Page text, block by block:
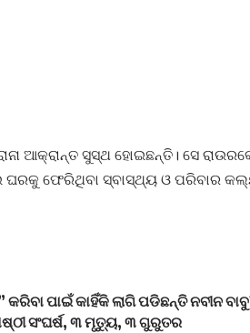
ଆକ୍ରାନ୍ତ ସୁସ୍ଥ ହୋଇଛନ୍ତି। ସେ
ଘରକୁ ଫେରିଥିବା ସ୍ବାସ୍ଥ୍ୟ ଓ ପରିବାର
ପାଇଁ କାହିଁକି ଲାଗି ପଡିଛନ୍ତି ନବୀନ
ସଂଘର୍ଷ, ୩ ମୃତ୍ୟୁ, ୩ ଗୁରୁତର